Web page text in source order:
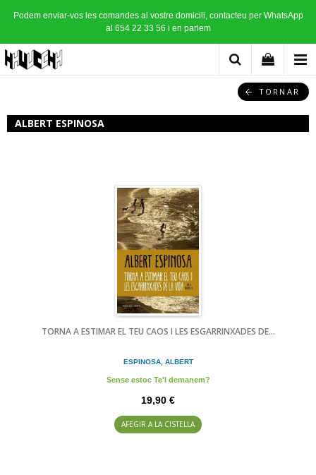
Podem enviar-vos les comandes al vostre domicili, contacteu per WhatsApp
al 654 22 33 56 i en parlem
TORNAR
ALBERT ESPINOSA
TORNA A ESTIMAR EL TEU CAOS I LES ESGARRINXADES DE...
ESPINOSA, ALBERT
Sense estoc Te'l demanem?
19,90 €
AFEGIR A LA CISTELLA